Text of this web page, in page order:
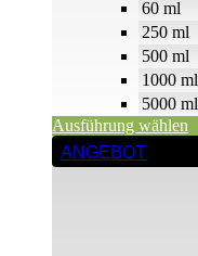
60 ml
250 ml
500 ml
1000 ml
5000 ml
Ausführung wählen
ANGEBOT